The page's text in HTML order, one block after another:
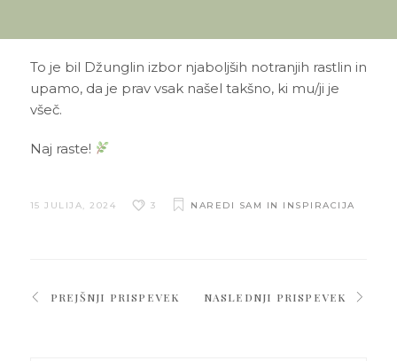
To je bil Džunglin izbor njaboljših notranjih rastlin in
upamo, da je prav vsak našel takšno, ki mu/ji je
všeč.
Naj raste!
15 JULIJA, 2024 3 NAREDI SAM IN INSPIRACIJA
PREJŠNJI PRISPEVEK NASLEDNJI PRISPEVEK